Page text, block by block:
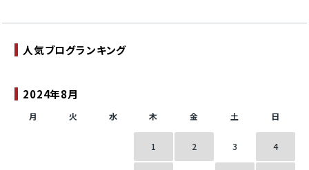
2024年8月
月 火 水 木 金 土 日
1 2 3 4
人気ブログランキング